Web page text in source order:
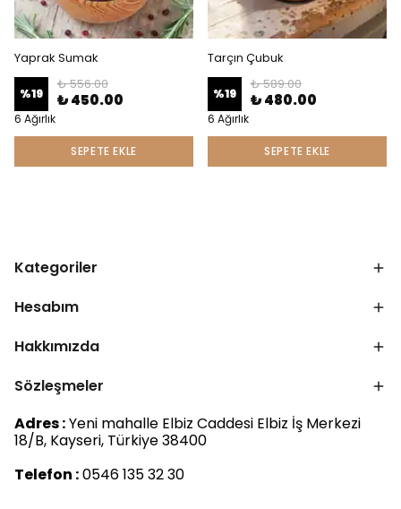
Yaprak Sumak
%19
₺ 556.00
₺ 450.00
6 Ağırlık
SEPETE EKLE
Tarçın Çubuk
%19
₺ 589.00
₺ 480.00
6 Ağırlık
SEPETE EKLE
Kategoriler
Hesabım
Hakkımızda
Sözleşmeler
Adres :Yeni mahalle Elbiz Caddesi Elbiz İş Merkezi
18/B, Kayseri, Türkiye 38400
Telefon :0546 135 32 30